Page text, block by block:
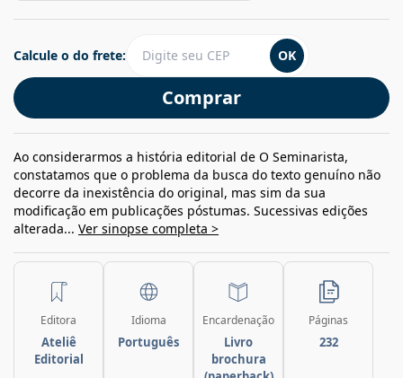
Comprar
Calcule o do frete: OK
Ao considerarmos a história editorial de O Seminarista,
constatamos que o problema da busca do texto genuíno não
decorre da inexistência do original, mas sim da sua
modificação em publicações póstumas. Sucessivas edições
alterada... Ver sinopse completa >
Editora
Ateliê
Editorial
Idioma
Português
Encardenação
Livro
brochura
Páginas
232